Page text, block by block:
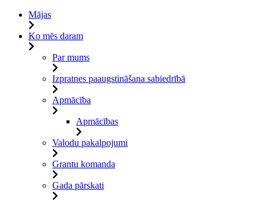
Mājas
Ko mēs daram
Par mums
Izpratnes paaugstināšana sabiedrībā
Apmācība
Apmācības
Valodu pakalpojumi
Grantu komanda
Gada pārskati